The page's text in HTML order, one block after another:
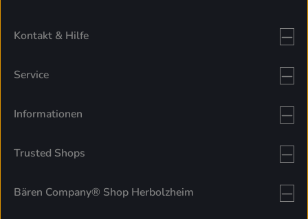
Kontakt & Hilfe
Service
Informationen
Trusted Shops
Bären Company® Shop Herbolzheim